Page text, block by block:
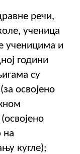
речи,
ученица
ученицима и
години
су
(за освојено
(освојено
на
кугле);